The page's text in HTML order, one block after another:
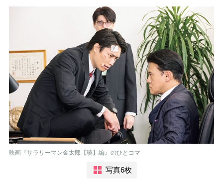
映画『サラリーマン金太郎【暁】編』のひとコマ
写真6枚